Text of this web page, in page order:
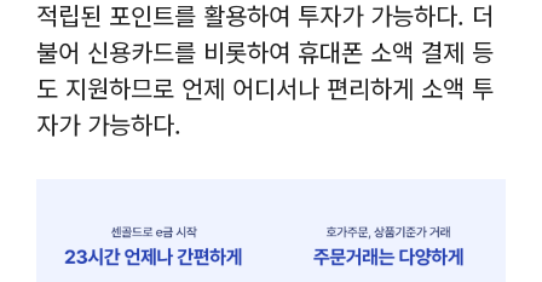
적립된 포인트를 활용하여 투자가 가능하다. 더
불어 신용카드를 비롯하여 휴대폰 소액 결제 등
도 지원하므로 언제 어디서나 편리하게 소액 투
자가 가능하다.